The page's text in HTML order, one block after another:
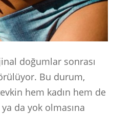
doğumlar sonrası
Bu durum,
hem kadın hem de
da yok olmasına